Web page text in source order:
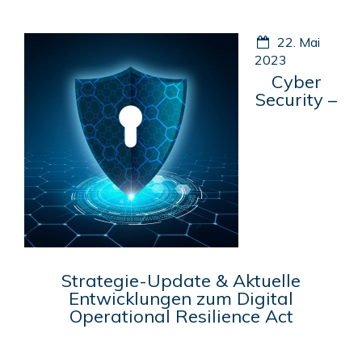
22. Mai
2023
Cyber
Security –
Strategie-Update & Aktuelle
Entwicklungen zum Digital
Operational Resilience Act